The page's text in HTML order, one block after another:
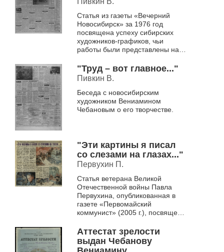
Статья из газеты «Вечерний
Новосибирск» за 1976 год
посвящена успеху сибирских
художников-графиков, чьи
работы были представлены на
Центральное место занимают
линогравюры В. К. Че...
"Труд – вот главное..."
Пивкин В.
Беседа с новосибирским
художником Вениамином
Чебановым о его творчестве.
"Эти картины я писал
со слезами на глазах..."
Первухин П.
Статья ветерана Великой
Отечественной войны Павла
Первухина, опубликованная в
газете «Первомайский
коммунист» (2005 г.), посвящена
заслуженного художника России
Вениамина Ка...
Аттестат зрелости
выдан Чебанову